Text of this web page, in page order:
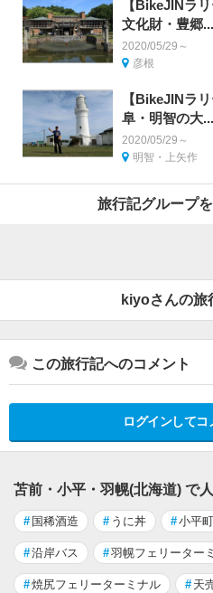
【BikeJINラ
文化財・豊郷...
2020/05/29～
彦根
【BikeJINラ
阜・明智の大...
2020/05/29～
明智・上矢作
旅行記グループ
kiyoさんの旅
この旅行記へのコメント
ログインしてコ
苫前・小平・羽幌(北海道) で
# 国稀酒造 # うに丼 #小平
#沿岸バス #羽幌フェリーター
#焼尻フェリーターミナル # 天